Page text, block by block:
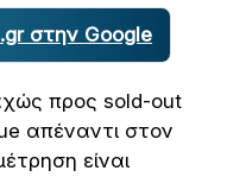
στην Google
προς sold-out
απέναντι στον
είναι